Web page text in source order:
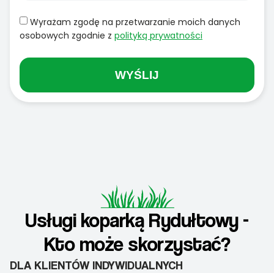
Wyrażam zgodę na przetwarzanie moich danych
osobowych zgodnie z polityką prywatności
WYŚLIJ
Usługi koparką Rydułtowy -
Kto może skorzystać?
DLA KLIENTÓW INDYWIDUALNYCH